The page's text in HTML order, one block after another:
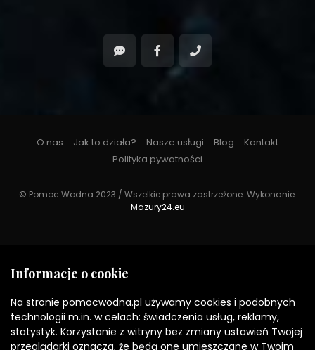
O nas Jak to działa? Nasze usługi Blog
Kontakt
Polityka pywatności
© Pomoc Wodna 2023 / Wszelkie prawa zastrzeżone. Wykonanie:
Mazury24.eu
Informacje o cookie
Na stronie pomocwodna.pl używamy cookies i podobnych
technologii m.in. w celach: świadczenia usług, reklamy,
statystyk. Korzystanie z witryny bez zmiany ustawień Twojej
przeglądarki oznacza, że będą one umieszczane w Twoim